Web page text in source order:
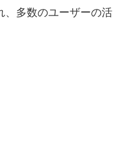
、多数のユーザーの活